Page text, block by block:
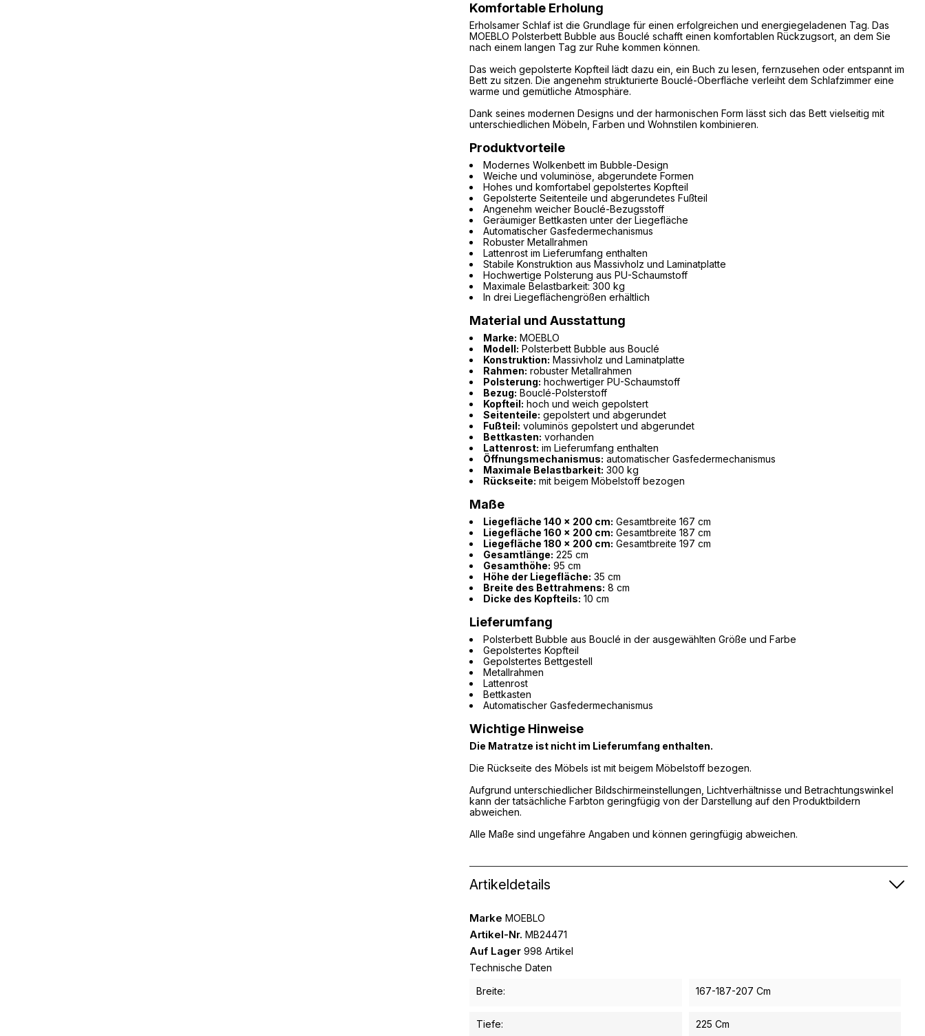
Komfortable Erholung
Erholsamer Schlaf ist die Grundlage für einen erfolgreichen und energiegeladenen Tag. Das
MOEBLO Polsterbett Bubble aus Bouclé schafft einen komfortablen Rückzugsort, an dem Sie
nach einem langen Tag zur Ruhe kommen können.
Das weich gepolsterte Kopfteil lädt dazu ein, ein Buch zu lesen, fernzusehen oder entspannt im
Bett zu sitzen. Die angenehm strukturierte Bouclé-Oberfläche verleiht dem Schlafzimmer eine
warme und gemütliche Atmosphäre.
Dank seines modernen Designs und der harmonischen Form lässt sich das Bett vielseitig mit
unterschiedlichen Möbeln, Farben und Wohnstilen kombinieren.
Produktvorteile
Modernes Wolkenbett im Bubble-Design
Weiche und voluminöse, abgerundete Formen
Hohes und komfortabel gepolstertes Kopfteil
Gepolsterte Seitenteile und abgerundetes Fußteil
Angenehm weicher Bouclé-Bezugsstoff
Geräumiger Bettkasten unter der Liegefläche
Automatischer Gasfedermechanismus
Robuster Metallrahmen
Lattenrost im Lieferumfang enthalten
Stabile Konstruktion aus Massivholz und Laminatplatte
Hochwertige Polsterung aus PU-Schaumstoff
Maximale Belastbarkeit: 300 kg
In drei Liegeflächengrößen erhältlich
Material und Ausstattung
Marke: MOEBLO
Modell: Polsterbett Bubble aus Bouclé
Konstruktion: Massivholz und Laminatplatte
Rahmen: robuster Metallrahmen
Polsterung: hochwertiger PU-Schaumstoff
Bezug: Bouclé-Polsterstoff
Kopfteil: hoch und weich gepolstert
Seitenteile: gepolstert und abgerundet
Fußteil: voluminös gepolstert und abgerundet
Bettkasten: vorhanden
Lattenrost: im Lieferumfang enthalten
Öffnungsmechanismus: automatischer Gasfedermechanismus
Maximale Belastbarkeit: 300 kg
Rückseite: mit beigem Möbelstoff bezogen
Maße
Liegefläche 140 x 200 cm: Gesamtbreite 167 cm
Liegefläche 160 x 200 cm: Gesamtbreite 187 cm
Liegefläche 180 x 200 cm: Gesamtbreite 197 cm
Gesamtlänge: 225 cm
Gesamthöhe: 95 cm
Höhe der Liegefläche: 35 cm
Breite des Bettrahmens: 8 cm
Dicke des Kopfteils: 10 cm
Lieferumfang
Polsterbett Bubble aus Bouclé in der ausgewählten Größe und Farbe
Gepolstertes Kopfteil
Gepolstertes Bettgestell
Metallrahmen
Lattenrost
Bettkasten
Automatischer Gasfedermechanismus
Wichtige Hinweise
Die Matratze ist nicht im Lieferumfang enthalten.
Die Rückseite des Möbels ist mit beigem Möbelstoff bezogen.
Aufgrund unterschiedlicher Bildschirmeinstellungen, Lichtverhältnisse und Betrachtungswinkel
kann der tatsächliche Farbton geringfügig von der Darstellung auf den Produktbildern
abweichen.
Alle Maße sind ungefähre Angaben und können geringfügig abweichen.
Artikeldetails
Marke MOEBLO
Artikel-Nr. MB24471
Auf Lager 998 Artikel
Technische Daten
Breite:
167-187-207 Cm
Tiefe: 225 Cm